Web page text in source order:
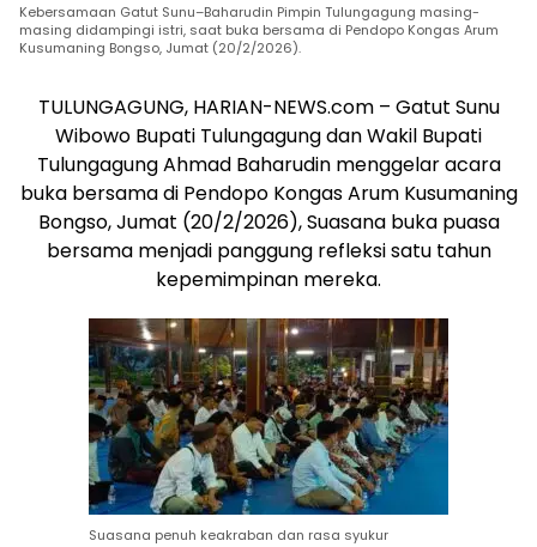
Kebersamaan Gatut Sunu–Baharudin Pimpin Tulungagung masing-
masing didampingi istri, saat buka bersama di Pendopo Kongas Arum
Kusumaning Bongso, Jumat (20/2/2026).
TULUNGAGUNG, HARIAN-NEWS.com – Gatut Sunu
Wibowo Bupati Tulungagung dan Wakil Bupati
Tulungagung Ahmad Baharudin menggelar acara
buka bersama di Pendopo Kongas Arum Kusumaning
Bongso, Jumat (20/2/2026), Suasana buka puasa
bersama menjadi panggung refleksi satu tahun
kepemimpinan mereka.
Suasana penuh keakraban dan rasa syukur